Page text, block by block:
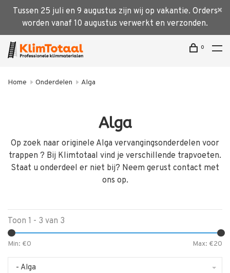
Tussen 25 juli en 9 augustus zijn wij op vakantie. Orders
worden vanaf 10 augustus verwerkt en verzonden.
0
Home Onderdelen Alga
Alga
Op zoek naar originele Alga vervangingsonderdelen voor
trappen ? Bij Klimtotaal vind je verschillende trapvoeten.
Staat u onderdeel er niet bij? Neem gerust contact met
ons op.
Toon 1 - 3 van 3
Min: €0 Max: €20
- Alga